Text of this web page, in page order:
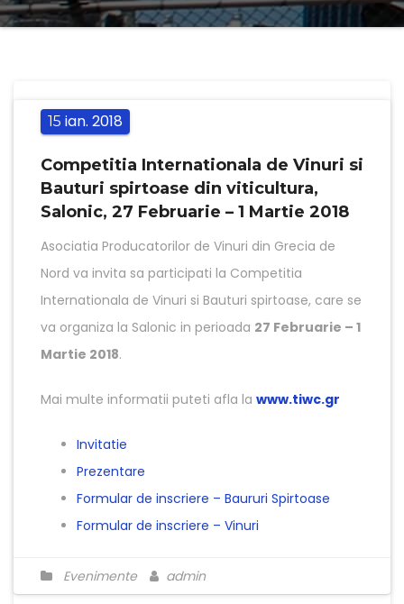
15 ian. 2018
Competitia Internationala de Vinuri si
Bauturi spirtoase din viticultura,
Salonic, 27 Februarie – 1 Martie 2018
Asociatia Producatorilor de Vinuri din Grecia de
Nord va invita sa participati la Competitia
Internationala de Vinuri si Bauturi spirtoase, care se
va organiza la Salonic in perioada 27 Februarie – 1
Martie 2018.
Mai multe informatii puteti afla la www.tiwc.gr
Invitatie
Prezentare
Formular de inscriere – Baururi Spirtoase
Formular de inscriere – Vinuri
Evenimente admin